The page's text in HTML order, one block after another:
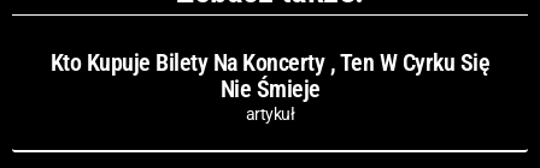
Kto Kupuje Bilety Na Koncerty , Ten W Cyrku Się
Nie Śmieje
artykuł